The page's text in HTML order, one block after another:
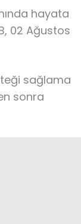
hayata
02 Ağustos
sağlama
sonra